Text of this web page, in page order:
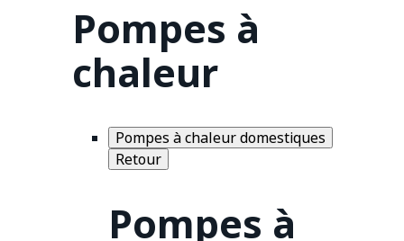
Pompes à
chaleur
Pompes à chaleur domestiques
Retour
Pompes à